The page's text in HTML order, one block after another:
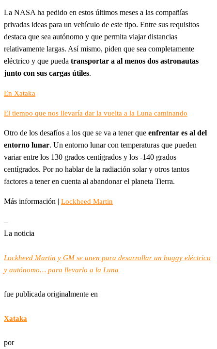
La NASA ha pedido en estos últimos meses a las compañías
privadas ideas para un vehículo de este tipo. Entre sus requisitos
destaca que sea autónomo y que permita viajar distancias
relativamente largas. Así mismo, piden que sea completamente
eléctrico y que pueda transportar a al menos dos astronautas
junto con sus cargas útiles.
En Xataka
El tiempo que nos llevaría dar la vuelta a la Luna caminando
Otro de los desafíos a los que se va a tener que enfrentar es al del
entorno lunar. Un entorno lunar con temperaturas que pueden
variar entre los 130 grados centígrados y los -140 grados
centígrados. Por no hablar de la radiación solar y otros tantos
factores a tener en cuenta al abandonar el planeta Tierra.
Más información | Lockheed Martin
–
La noticia
Lockheed Martin y GM se unen para desarrollar un buggy eléctrico
y autónomo… para llevarlo a la Luna
fue publicada originalmente en
Xataka
por